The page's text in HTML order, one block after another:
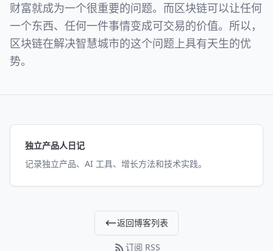
财富就成为一个很重要的问题。而区块链可以让任何
一个东西、任何一件事情变成可交易的价值。所以，
区块链在解决智慧城市的这个问题上具有天生的优
势。
独立产品人日记
记录独立产品、AI 工具、增长方法和技术实践。
返回博客列表
订阅 RSS